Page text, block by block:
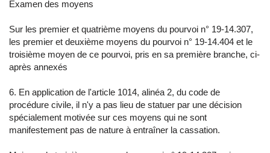
Examen des moyens
Sur les premier et quatrième moyens du pourvoi n° 19-14.307,
les premier et deuxième moyens du pourvoi n° 19-14.404 et le
troisième moyen de ce pourvoi, pris en sa première branche, ci-
après annexés
6. En application de l'article 1014, alinéa 2, du code de
procédure civile, il n'y a pas lieu de statuer par une décision
spécialement motivée sur ces moyens qui ne sont
manifestement pas de nature à entraîner la cassation.